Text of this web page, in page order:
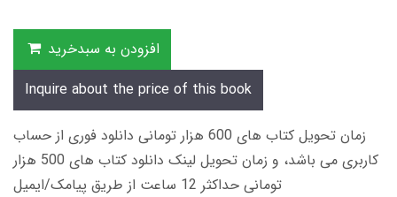
افزودن به سبدخرید
Inquire about the price of this book
زمان تحویل کتاب های 600 هزار تومانی دانلود فوری از حساب
کاربری می باشد، و زمان تحویل لینک دانلود کتاب های 500 هزار
تومانی حداکثر 12 ساعت از طریق پیامک/ایمیل